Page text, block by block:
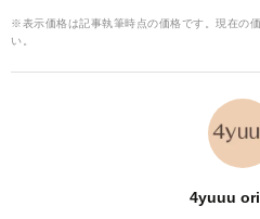
※表示価格は記事執筆時点の価格です。現在の
い。
4yuuu